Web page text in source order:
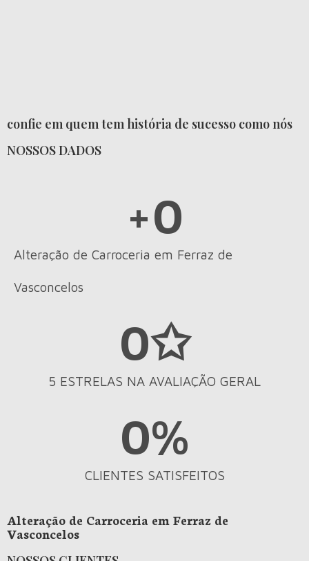
confie em quem tem história de sucesso como nós
NOSSOS DADOS
Alteração de Carroceria em Ferraz de
Vasconcelos
+0
5 ESTRELAS NA AVALIAÇÃO GERAL
0✩
CLIENTES SATISFEITOS
0%
Alteração de Carroceria em Ferraz de
Vasconcelos